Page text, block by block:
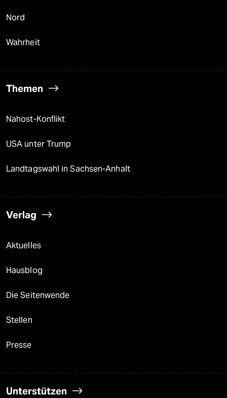
Nord
Wahrheit
Themen
Nahost-Konflikt
USA unter Trump
Landtagswahl in Sachsen-Anhalt
Verlag
Aktuelles
Hausblog
Die Seitenwende
Stellen
Presse
Unterstützen